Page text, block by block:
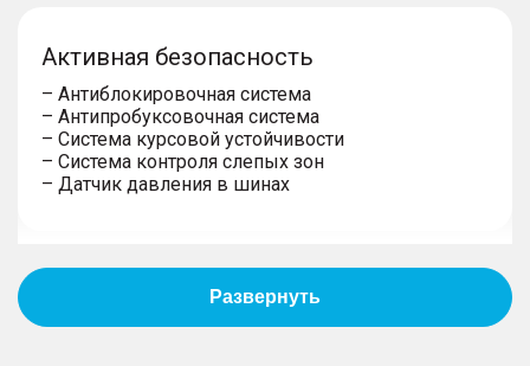
Активная безопасность
– Антиблокировочная система
– Антипробуксовочная система
– Система курсовой устойчивости
– Система контроля слепых зон
– Датчик давления в шинах
Пассивная безопасность
– Подушки безопасности водителя